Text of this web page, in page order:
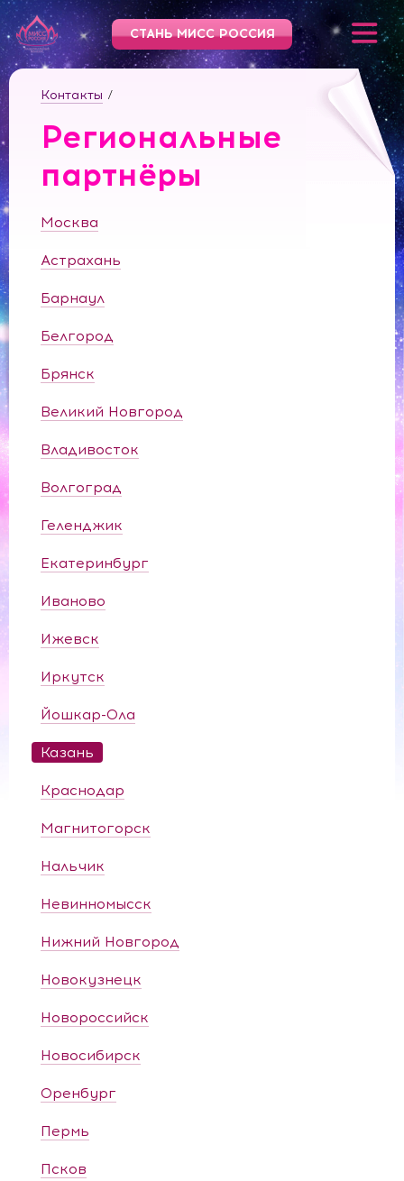
СТАНЬ МИСС РОССИЯ
Контакты /
Региональные
партнёры
Москва
Астрахань
Барнаул
Белгород
Брянск
Великий Новгород
Владивосток
Волгоград
Геленджик
Екатеринбург
Иваново
Ижевск
Иркутск
Йошкар-Ола
Казань
Краснодар
Магнитогорск
Нальчик
Невинномысск
Нижний Новгород
Новокузнецк
Новороссийск
Новосибирск
Оренбург
Пермь
Псков